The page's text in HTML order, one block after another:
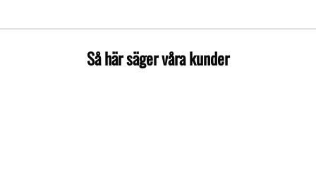
Så här säger våra kunder